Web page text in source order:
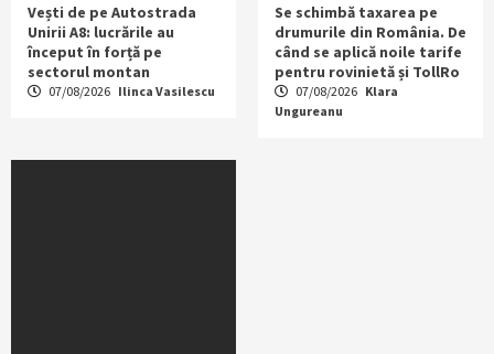
Vești de pe Autostrada
Unirii A8: lucrările au
început în forță pe
sectorul montan
07/08/2026 Ilinca Vasilescu
Se schimbă taxarea pe
drumurile din România. De
când se aplică noile tarife
pentru rovinietă și TollRo
07/08/2026 Klara
Ungureanu